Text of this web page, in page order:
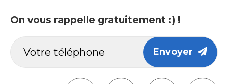
On vous rappelle gratuitement :) !
Envoyer